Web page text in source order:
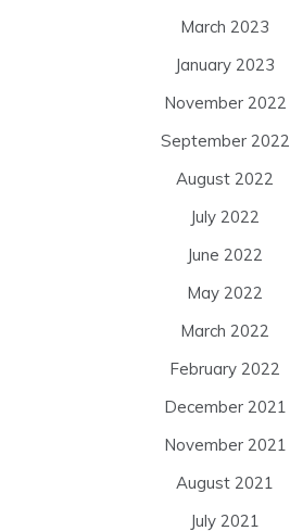
March 2023
January 2023
November 2022
September 2022
August 2022
July 2022
June 2022
May 2022
March 2022
February 2022
December 2021
November 2021
August 2021
July 2021